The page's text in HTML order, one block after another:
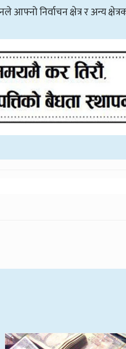
निर्वाचन क्षेत्र र अन्य